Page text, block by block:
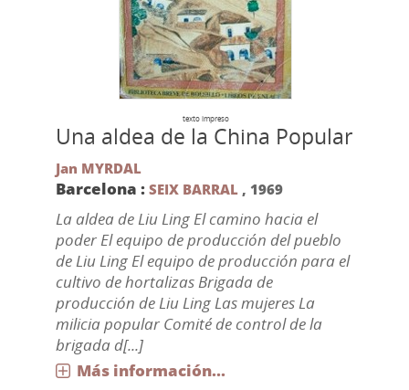
texto impreso
Una aldea de la China Popular
Jan MYRDAL
Barcelona : SEIX BARRAL , 1969
La aldea de Liu Ling El camino hacia el
poder El equipo de producción del pueblo
de Liu Ling El equipo de producción para el
cultivo de hortalizas Brigada de
producción de Liu Ling Las mujeres La
milicia popular Comité de control de la
brigada d[...]
Más información...